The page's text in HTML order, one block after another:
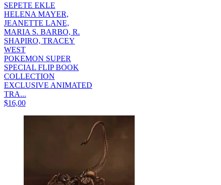
SEPETE EKLE
HELENA MAYER,
JEANETTE LANE,
MARIA S. BARBO, R.
SHAPIRO, TRACEY
WEST
POKEMON SUPER
SPECIAL FLIP BOOK
COLLECTION
EXCLUSIVE ANIMATED
TRA...
$16,00